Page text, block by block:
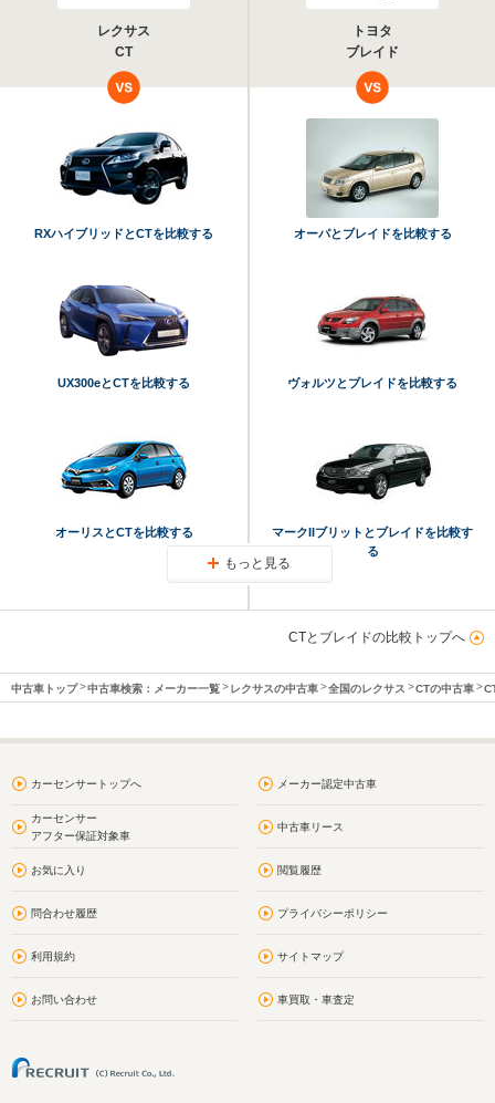
レクサス
CT
トヨタ
ブレイド
RXハイブリッドとCTを比較する
UX300eとCTを比較する
オーリスとCTを比較する
オーパとブレイドを比較する
ヴォルツとブレイドを比較する
マークIIブリットとブレイドを比較す
る
もっと見る
CTとブレイドの比較トップへ
中古車トップ 中古車検索：メーカー一覧 レクサスの中古車 全国のレクサス CTの中古車
カーセンサートップへ メーカー認定中古車
カーセンサー
アフター保証対象車
中古車リース
お気に入り 閲覧履歴
問合わせ履歴 プライバシーポリシー
利用規約 サイトマップ
お問い合わせ 車買取・車査定